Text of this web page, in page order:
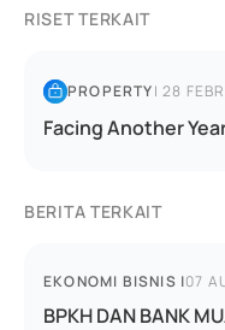
RISET TERKAIT
PROPERTY|28
Facing Another
BERITA TERKAIT
EKONOMI BISNIS |07
BPKH DAN BANK